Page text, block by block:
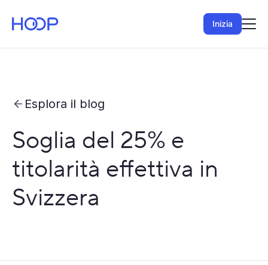
Inizia
Esplora il blog
Soglia del 25% e
titolarità effettiva in
Svizzera